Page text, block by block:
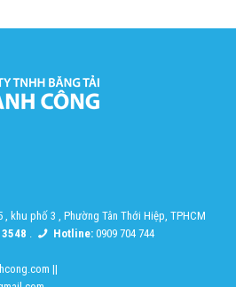
, khu phố 3 , Phường Tân Thới Hiệp, TPHCM
. Hotline: 0909 704 744
||